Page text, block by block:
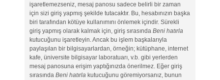
işaretlemezseniz, mesaj panosu sadece belirli bir zaman
için sizi giriş yapmış şekilde tutacaktır. Bu, hesabınızın başka
biri tarafından kötüye kullanımını önlemek içindir. Sürekli
giriş yapmış olarak kalmak için, giriş sırasında Beni hatırla
kutucuğunu işaretleyin. Ancak bu işlem başkalarıyla
paylaşılan bir bilgisayarlardan, örneğin; kütüphane, internet
kafe, üniversite bilgisayar laboratuarı, v.b. gibi yerlerden
mesaj panosuna erişim yaptığınızda önerilmez. Eğer giriş
sırasında Beni hatırlakutucuğunu göremiyorsanız, bunun